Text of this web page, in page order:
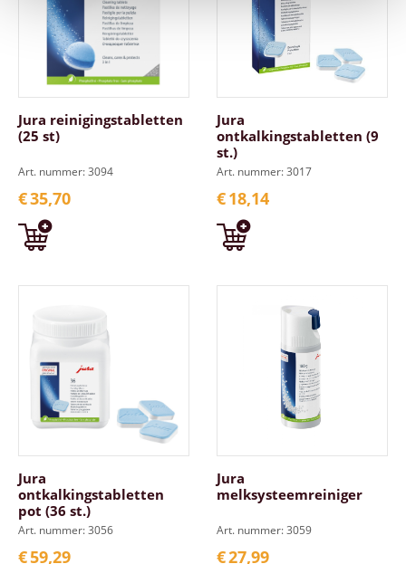
Jura reinigingstabletten
(25 st)
Art. nummer: 3094
€35,70
Jura
ontkalkingstabletten (9
st.)
Art. nummer: 3017
€18,14
Jura
ontkalkingstabletten
pot (36 st.)
Art. nummer: 3056
€59,29
Jura
melksysteemreiniger
Art. nummer: 3059
€27,99